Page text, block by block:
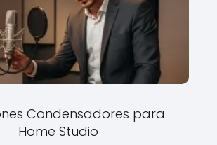
Condensadores para
Home Studio